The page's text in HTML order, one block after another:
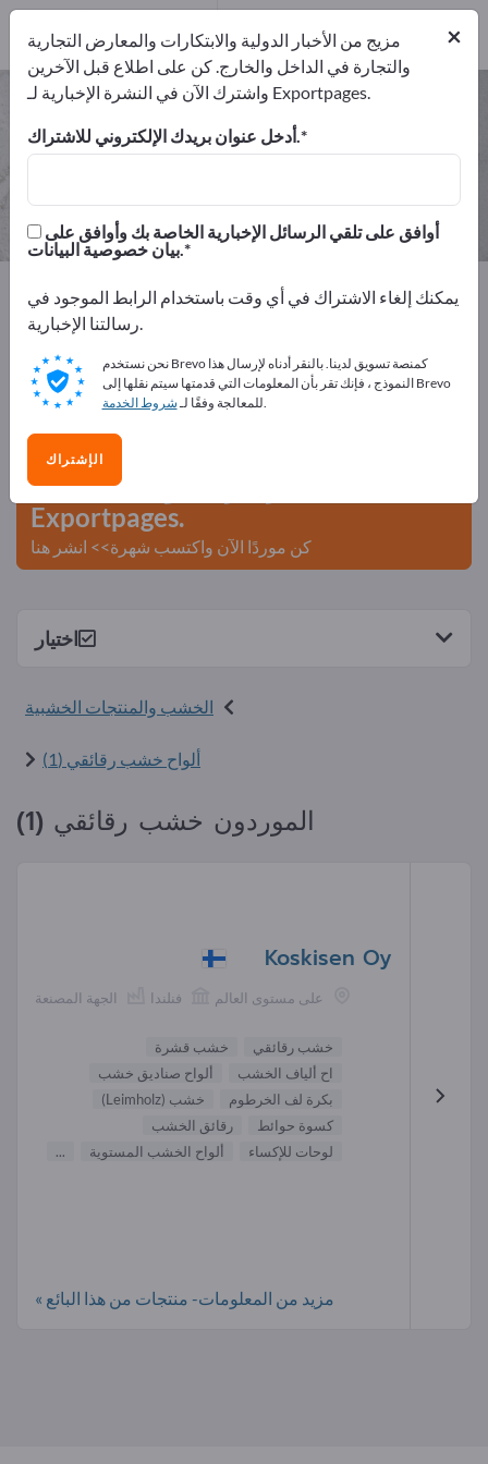
خشب رقائقي – اعثر على الشركات
المصنعة والموردين
1
1
Exportpages
المواد الصناعية والمواد المعدنية
الخشب والمنتجات الخشبية
خشب رقائقي
أعلن مجانًا على Exportpages!
الاحتياجات – العروض – السلع المستعملة – جهات الاتصال
التجارية >> ابدأ من هنا
انشر شركتك ومنتجاتك على
Exportpages.
كن موردًا الآن واكتسب شهرة>> انشر هنا
اختيار
الخشب والمنتجات الخشبية
ألواح خشب رقائقي (1)
الموردون خشب رقائقي (1)
Koskisen Oy
الجهة المصنعة فنلندا على مستوى العالم
خشب رقائقي
خشب قشرة
اح ألياف الخشب
ألواح صناديق خشب
بكرة لف الخرطوم
خشب (Leimholz)
كسوة حوائط
رقائق الخشب
لوحات للإكساء
ألواح الخشب المستوية ...
مزيد من المعلومات- منتجات من هذا البائع »
×
مزيج من الأخبار الدولية والابتكارات والمعارض التجارية
والتجارة في الداخل والخارج. كن على اطلاع قبل الآخرين
واشترك الآن في النشرة الإخبارية لـ Exportpages.
أدخل عنوان بريدك الإلكتروني للاشتراك.
بيان خصوصية البيانات.
يمكنك إلغاء الاشتراك في أي وقت باستخدام الرابط الموجود في
رسالتنا الإخبارية.
نحن نستخدم Brevo كمنصة تسويق لدينا. بالنقر أدناه لإرسال هذا
النموذج ، فإنك تقر بأن المعلومات التي قدمتها سيتم نقلها إلى Brevo
للمعالجة وفقًا لـشروط الخدمة .
الإشتراك